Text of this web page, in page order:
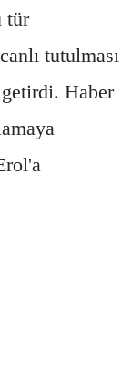
tür
tutulması
getirdi. Haber